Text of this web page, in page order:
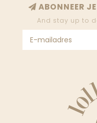
ABONNEER
And stay up to